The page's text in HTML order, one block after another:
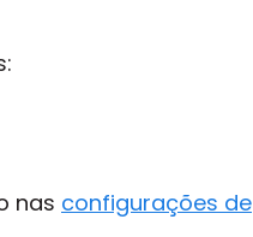
nas configurações de